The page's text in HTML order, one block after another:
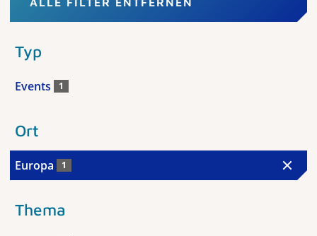
Typ
Events 1
Ort
Europa 1
Thema